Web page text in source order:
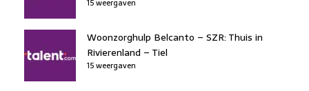
Woonzorghulp Belcanto – SZR: Thuis in
Rivierenland – Tiel
15 weergaven